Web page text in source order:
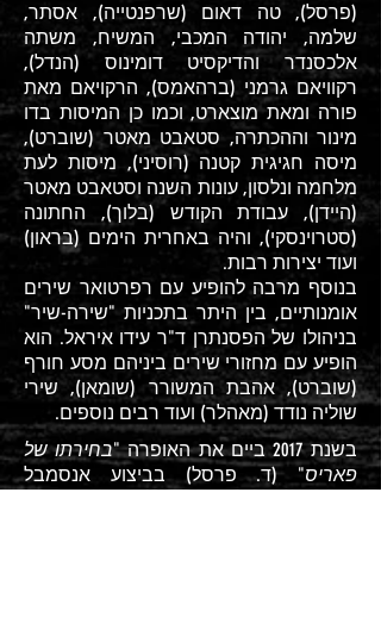
(פרסל), טה דאום (שרפנטייה), אסתר,
שלמה, יהודה המכבי, המשיח, משתה
אלכסנדר והדיקסיט דומינוס (הנדל),
רקוויאם גרמני (ברהאמס), הרקויאם מאת
פורה ומאת מוצארט, וכמו כן המיסות בדו
מינור וההכתרה, סטאבט מאטר (שוברט),
מיסה חגיגית קטנה (רוסיני), מיסות לעת
מלחמה ונלסון, עונות השנה וסטאבט מאטר
(היידן), עבודת הקודש (בלוך), החתונה
(סטרוינסקי), והיה באחרית הימים (בראון)
ועוד יצירות רבות.
בנוסף מרבה להופיע עם רפרטואר שירים
אומנותיים, בין היתר בתכניות "שירה-שיר"
בניהולו של הפסנתרן ד"ר עידו איראל. הוא
הופיע עם מחזורי שירים ביניהם מסע חורף
(שוברט), אהבת המשורר (שומאן), שירי
שוליה נודד (מאהלר) ועוד רבים נוספים.
בשנת 2017 ביים את האופרה "
בחירתו של
פאריס" (ד. פרסל) בביצוע אנסמבל